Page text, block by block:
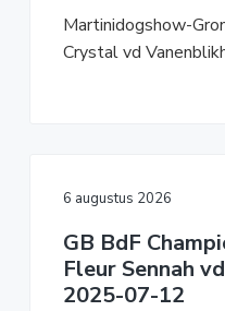
Martinidogshow-
Crystal vd
6 augustus 2026
GB BdF
Fleur Sennah
2025-07-12